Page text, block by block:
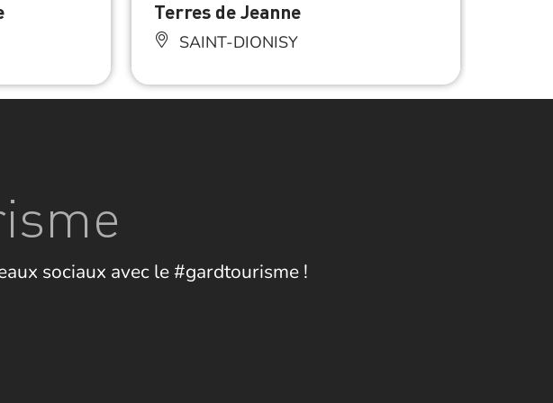
Terres de Jeanne
SAINT-DIONISY
sociaux avec le #gardtourisme !